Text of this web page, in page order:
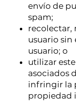
envío de
spam;
recolectar,
usuario
usuario; o
utilizar
asociados
infringir la
propiedad